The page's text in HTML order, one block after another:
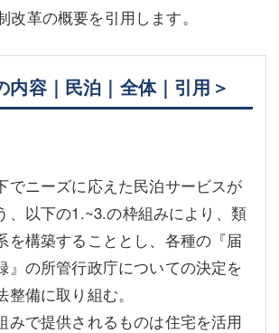
改革の概要を引用します。
内容｜民泊｜全体｜引用＞
でニーズに応えた民泊サービスが
、以下の1.~3.の枠組みにより、類
を構築することとし、各種の『届
』の所管行政庁についての決定を
備に取り組む。
みで提供されるものは住宅を活用